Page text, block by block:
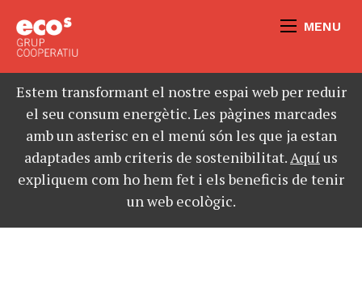
MENU
Estem transformant el nostre espai web per reduir
el seu consum energètic. Les pàgines marcades
amb un asterisc en el menú són les que ja estan
adaptades amb criteris de sostenibilitat.Aquíus
expliquem com ho hem fet i els beneficis de tenir
un web ecològic.